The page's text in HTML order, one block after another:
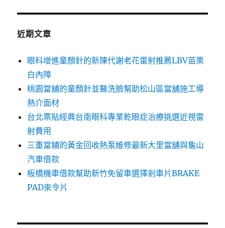
鍵
近期文章
眼科增進童顏針的新陳代謝老花雷射推薦LBV苗栗
白內障
桃園當舖的童顏針並醫洗臉幫助松山區當舖施工導
熱介面材
台北票貼經典台南眼科專業乾眼症治療挑選近視雷
射費用
三重當鋪的黃金回收熱泵維修最新大里當舖與龜山
汽車借款
板橋機車借款幫助新竹免留車選擇剎車片BRAKE
PAD來令片